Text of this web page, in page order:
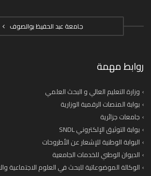
جامعة عبد الحفيظ بوالصوف
روابط مهمة
وزارة التعليم العالي و البحث العلمي
بوابة المنصات الرقمية الوزارية
جامعات جزائرية
بوابة التوثيق الإلكتروني SNDL
البوابة الوطنية للإشعار عن الأطروحات
الديوان الوطني للخدمات الجامعية
الوكالة الموضوعاتية للبحث في العلوم الاجتماعية